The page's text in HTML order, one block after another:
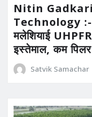
Nitin Gadkari
Technology :-
मलेशियाई
इस्तेमाल, कम
Satvik Samachar